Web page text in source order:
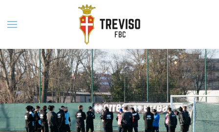
Skip to main content